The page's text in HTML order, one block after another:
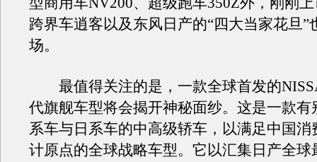
跨界车逍客以及东风日产的“四大当家花旦”
场。
最值得关注的是，一款全球首发的
代旗舰车型将会揭开神秘面纱。这是一款有
系车与日系车的中高级轿车，以满足中国消
计原点的全球战略车型。它以汇集日产全球